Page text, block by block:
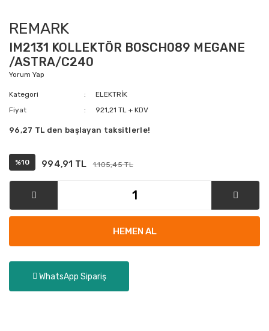
REMARK
IM2131 KOLLEKTÖR BOSCH089 MEGANE
/ASTRA/C240
Yorum Yap
Kategori
ELEKTRİK
Fiyat
921,21 TL + KDV
96,27 TL den başlayan taksitlerle!
%10 994,91 TL 1.105,45 TL
HEMEN AL
WhatsApp Sipariş